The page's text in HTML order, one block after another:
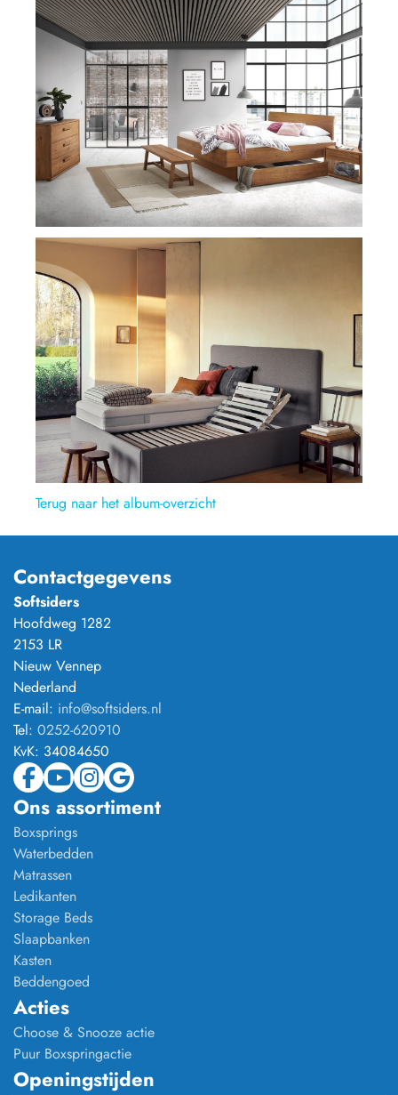
Terug naar het album-overzicht
Contactgegevens
Softsiders
Hoofdweg 1282
2153 LR
Nieuw Vennep
Nederland
E-mail: info@softsiders.nl
Tel: 0252-620910
KvK: 34084650
Ons assortiment
Boxsprings
Waterbedden
Matrassen
Ledikanten
Storage Beds
Slaapbanken
Kasten
Beddengoed
Acties
Choose & Snooze actie
Puur Boxspringactie
Openingstijden